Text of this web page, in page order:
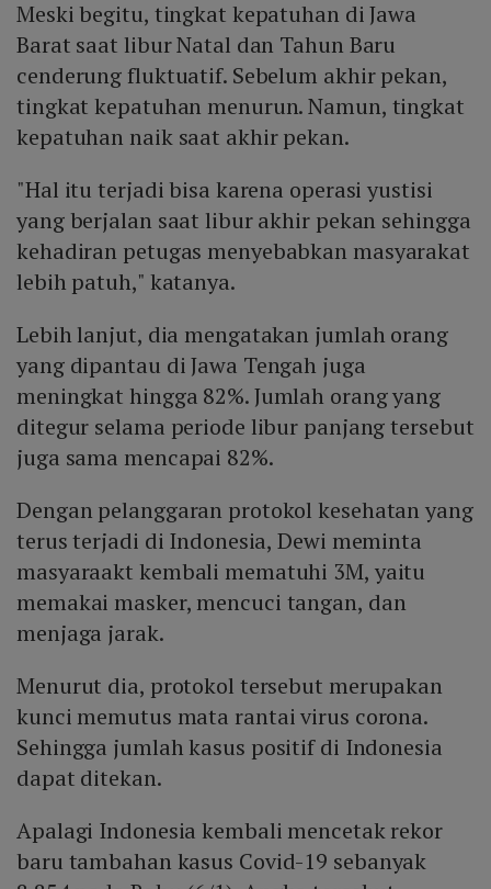
Meski begitu, tingkat kepatuhan di Jawa
Barat saat libur Natal dan Tahun Baru
cenderung fluktuatif. Sebelum akhir pekan,
tingkat kepatuhan menurun. Namun, tingkat
kepatuhan naik saat akhir pekan.
"Hal itu terjadi bisa karena operasi yustisi
yang berjalan saat libur akhir pekan sehingga
kehadiran petugas menyebabkan masyarakat
lebih patuh," katanya.
Lebih lanjut, dia mengatakan jumlah orang
yang dipantau di Jawa Tengah juga
meningkat hingga 82%. Jumlah orang yang
ditegur selama periode libur panjang tersebut
juga sama mencapai 82%.
Dengan pelanggaran protokol kesehatan yang
terus terjadi di Indonesia, Dewi meminta
masyaraakt kembali mematuhi 3M, yaitu
memakai masker, mencuci tangan, dan
menjaga jarak.
Menurut dia, protokol tersebut merupakan
kunci memutus mata rantai virus corona.
Sehingga jumlah kasus positif di Indonesia
dapat ditekan.
Apalagi Indonesia kembali mencetak rekor
baru tambahan kasus Covid-19 sebanyak